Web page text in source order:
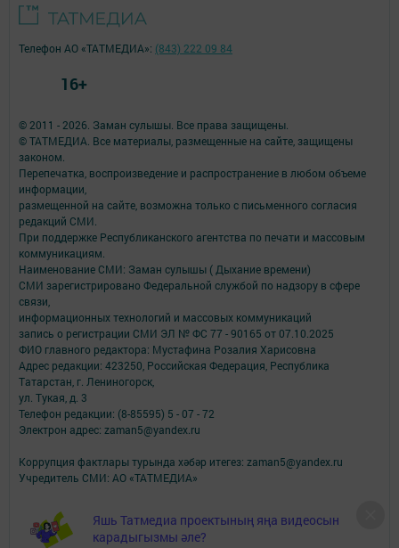
Яшь Татмедиа проектының яңа видеосын
карадыгызмы әле?
© 2011 - 2026. Заман сулышы. Все права защищены.
© ТАТМЕДИА. Все материалы, размещенные на сайте, защищены
законом.
Перепечатка, воспроизведение и распространение в любом объеме
информации,
размещенной на сайте, возможна только с письменного согласия
редакций СМИ.
При поддержке Республиканского агентства по печати и массовым
коммуникациям.
Наименование СМИ: Заман сулышы ( Дыхание времени)
СМИ зарегистрировано Федеральной службой по надзору в сфере
связи,
информационных технологий и массовых коммуникаций
запись о регистрации СМИ ЭЛ № ФС 77 - 90165 от 07.10.2025
ФИО главного редактора: Мустафина Розалия Харисовна
Адрес редакции: 423250, Российская Федерация, Республика
Татарстан, г. Лениногорск,
ул. Тукая, д. 3
Телефон редакции: (8-85595) 5 - 07 - 72
Электрон адрес: zaman5@yandex.ru
Коррупция фактлары турында хәбәр итегез: zaman5@yandex.ru
Учредитель СМИ: АО «ТАТМЕДИА»
Антикоррупционная политика
АО «ТАТМЕДИА» использует «cookie»для персонализации сервисов и
удобства пользователей сайтом.
Телефон АО «ТАТМЕДИА»: (843) 222 09 84
16+